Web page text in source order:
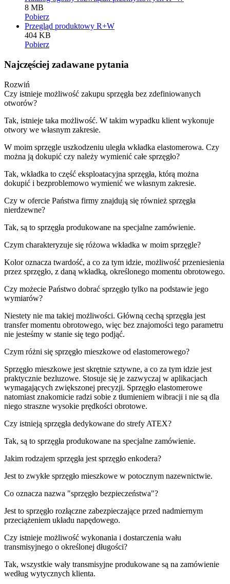
8 MB
Pobierz
Przegląd produktowy R+W
404 KB
Pobierz
Najczęściej zadawane pytania
Rozwiń
Czy istnieje możliwość zakupu sprzęgła bez zdefiniowanych
otworów?
Tak, istnieje taka możliwość. W takim wypadku klient wykonuje
otwory we własnym zakresie.
W moim sprzęgle uszkodzeniu uległa wkładka elastomerowa. Czy
można ją dokupić czy należy wymienić całe sprzęgło?
Tak, wkładka to część eksploatacyjna sprzęgła, którą można
dokupić i bezproblemowo wymienić we własnym zakresie.
Czy w ofercie Państwa firmy znajdują się również sprzęgła
nierdzewne?
Tak, są to sprzęgła produkowane na specjalne zamówienie.
Czym charakteryzuje się różowa wkładka w moim sprzęgle?
Kolor oznacza twardość, a co za tym idzie, możliwość przeniesienia
przez sprzęgło, z daną wkładką, określonego momentu obrotowego.
Czy możecie Państwo dobrać sprzęgło tylko na podstawie jego
wymiarów?
Niestety nie ma takiej możliwości. Główną cechą sprzęgła jest
transfer momentu obrotowego, więc bez znajomości tego parametru
nie jesteśmy w stanie się tego podjąć.
Czym różni się sprzęgło mieszkowe od elastomerowego?
Sprzęgło mieszkowe jest skrętnie sztywne, a co za tym idzie jest
praktycznie bezluzowe. Stosuje się je zazwyczaj w aplikacjach
wymagających zwiększonej precyzji. Sprzęgło elastomerowe
natomiast znakomicie radzi sobie z tłumieniem wibracji i nie są dla
niego straszne wysokie prędkości obrotowe.
Czy istnieją sprzęgła dedykowane do strefy ATEX?
Tak, są to sprzęgła produkowane na specjalne zamówienie.
Jakim rodzajem sprzęgła jest sprzęgło enkodera?
Jest to zwykłe sprzęgło mieszkowe w potocznym nazewnictwie.
Co oznacza nazwa "sprzęgło bezpieczeństwa"?
Jest to sprzęgło rozłączne zabezpieczające przed nadmiernym
przeciążeniem układu napędowego.
Czy istnieje możliwość wykonania i dostarczenia wału
transmisyjnego o określonej długości?
Tak, wszystkie wały transmisyjne produkowane są na zamówienie
według wytycznych klienta.